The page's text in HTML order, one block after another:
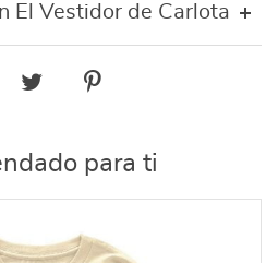
El Vestidor de Carlota
para ti